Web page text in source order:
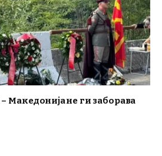
Македонија не ги заборава